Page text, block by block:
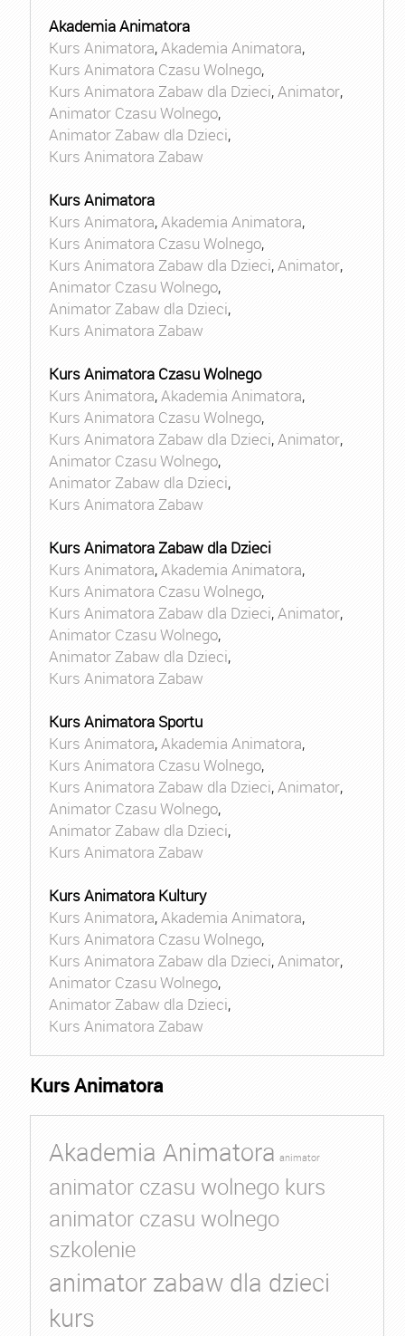
Akademia Animatora
Kurs Animatora,Akademia Animatora,
Kurs Animatora Czasu Wolnego,
Kurs Animatora Zabaw dla Dzieci,Animator,
Animator Czasu Wolnego,
Animator Zabaw dla Dzieci,
Kurs Animatora Zabaw
Kurs Animatora
Kurs Animatora,Akademia Animatora,
Kurs Animatora Czasu Wolnego,
Kurs Animatora Zabaw dla Dzieci,Animator,
Animator Czasu Wolnego,
Animator Zabaw dla Dzieci,
Kurs Animatora Zabaw
Kurs Animatora Czasu Wolnego
Kurs Animatora,Akademia Animatora,
Kurs Animatora Czasu Wolnego,
Kurs Animatora Zabaw dla Dzieci,Animator,
Animator Czasu Wolnego,
Animator Zabaw dla Dzieci,
Kurs Animatora Zabaw
Kurs Animatora Zabaw dla Dzieci
Kurs Animatora,Akademia Animatora,
Kurs Animatora Czasu Wolnego,
Kurs Animatora Zabaw dla Dzieci,Animator,
Animator Czasu Wolnego,
Animator Zabaw dla Dzieci,
Kurs Animatora Zabaw
Kurs Animatora Sportu
Kurs Animatora,Akademia Animatora,
Kurs Animatora Czasu Wolnego,
Kurs Animatora Zabaw dla Dzieci,Animator,
Animator Czasu Wolnego,
Animator Zabaw dla Dzieci,
Kurs Animatora Zabaw
Kurs Animatora Kultury
Kurs Animatora,Akademia Animatora,
Kurs Animatora Czasu Wolnego,
Kurs Animatora Zabaw dla Dzieci,Animator,
Animator Czasu Wolnego,
Animator Zabaw dla Dzieci,
Kurs Animatora Zabaw
Kurs Animatora
Akademia Animatora animator
animator czasu wolnego kurs
animator czasu wolnego
szkolenie
animator zabaw dla dzieci
kurs